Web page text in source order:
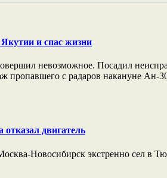
и спас жизни
невозможное. Посадил
пропавшего с радаров накануне Ан-
отказал двигатель
Новосибирск экстренно сел в